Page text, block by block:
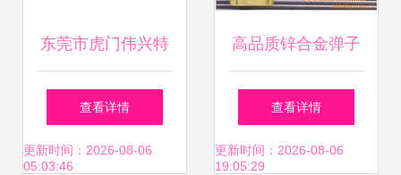
东莞市虎门伟兴特
五金厂军需用品产
品列表 锁具五金
查看详情
更新时间：2026-08-06
05:03:46
高品质锌合金弹子
插芯门锁 中山小榄
德利金属制品厂匠
查看详情
更新时间：2026-08-06
19:05:29